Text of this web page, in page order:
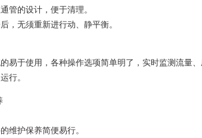
管的设计，便于清理。
，无须重新进行动、静平衡。
易于使用，各种操作选项简单明了，实时监测流量
行。
维护保养简便易行。